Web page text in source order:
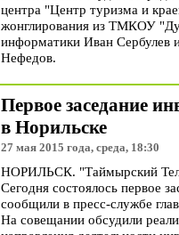
центра "Центр туризма и
жонглирования из ТМКОУ
информатики Иван Сербулев
Нефедов.
Первое заседание
в Норильске
27 мая 2015 года, среда, 18:30
НОРИЛЬСК. "Таймырский
Сегодня состоялось первое
сообщили в пресс-службе
На совещании обсудили